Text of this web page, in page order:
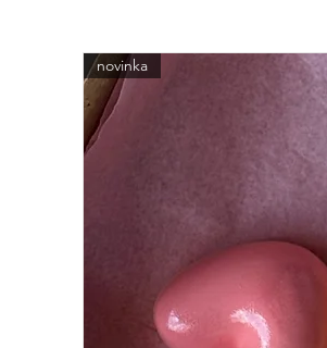
novinka